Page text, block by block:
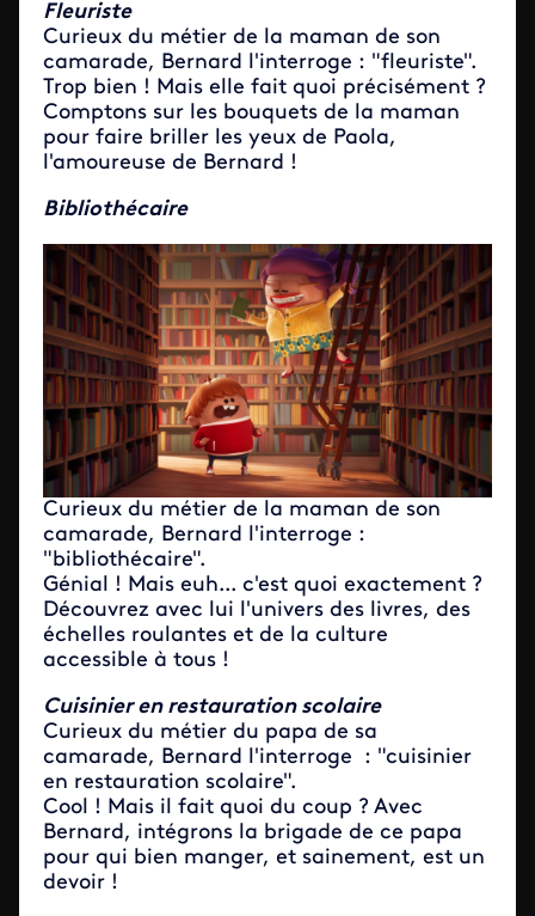
Fleuriste
Curieux du métier de la maman de son
camarade, Bernard l'interroge : "fleuriste".
Trop bien ! Mais elle fait quoi précisément ?
Comptons sur les bouquets de la maman
pour faire briller les yeux de Paola,
l'amoureuse de Bernard !
Bibliothécaire
Curieux du métier de la maman de son
camarade, Bernard l'interroge :
"bibliothécaire".
Génial ! Mais euh... c'est quoi exactement ?
Découvrez avec lui l'univers des livres, des
échelles roulantes et de la culture
accessible à tous !
Cuisinier en restauration scolaire
Curieux du métier du papa de sa
camarade, Bernard l'interroge : "cuisinier
en restauration scolaire".
Cool ! Mais il fait quoi du coup ? Avec
Bernard, intégrons la brigade de ce papa
pour qui bien manger, et sainement, est un
devoir !